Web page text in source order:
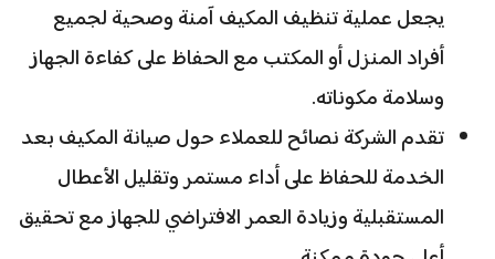
يجعل عملية تنظيف المكيف آمنة وصحية لجميع
أفراد المنزل أو المكتب مع الحفاظ على كفاءة الجهاز
وسلامة مكوناته.
تقدم الشركة نصائح للعملاء حول صيانة المكيف بعد
الخدمة للحفاظ على أداء مستمر وتقليل الأعطال
المستقبلية وزيادة العمر الافتراضي للجهاز مع تحقيق